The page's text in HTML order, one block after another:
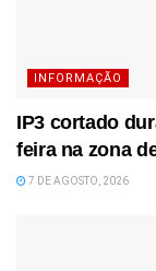
INFORMAÇÃO
IP3 cortado
feira na zona
7 DE AGOSTO, 2026